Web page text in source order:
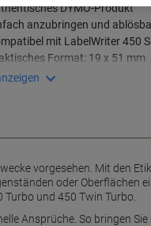
DYMO-Produkt
anzubringen und
mit LabelWriter 450
Format: 19 x 51 mm
vorgesehen. Mit den
oder Oberflächen
und 450 Twin Turbo.
Ansprüche. So bringen